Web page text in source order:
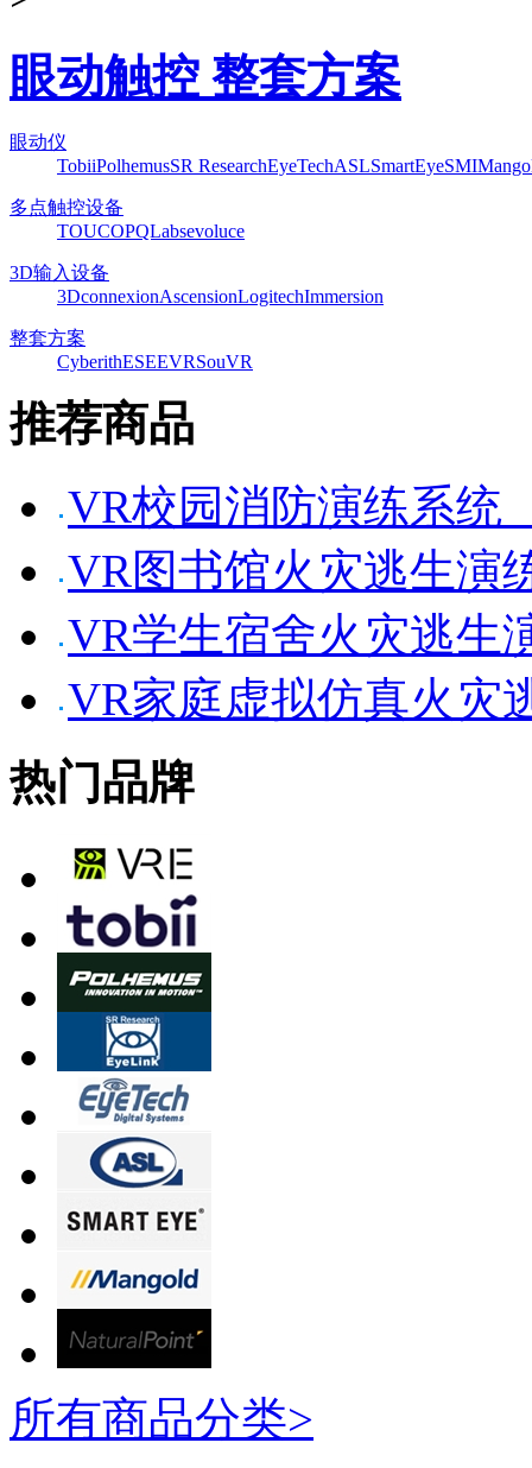
眼动触控 整套方案
眼动仪
TobiiPolhemusSR ResearchEyeTechASLSmartEyeSMI
多点触控设备
TOUCOPQLabsevoluce
3D输入设备
3DconnexionAscensionLogitechImmersion
整套方案
CyberithESEEVRSouVR
推荐商品
VR校园消防演练系统
VR图书馆火灾逃生演
VR学生宿舍火灾逃生
VR家庭虚拟仿真火灾
热门品牌
所有商品分类>